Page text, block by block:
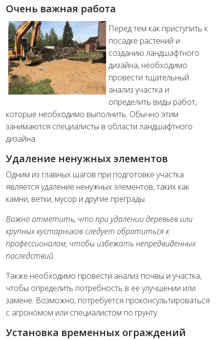
Очень важная работа
Перед тем как приступить к
посадке растений и
созданию ландшафтного
дизайна, необходимо
провести тщательный
анализ участка и
определить виды работ,
которые необходимо выполнить. Обычно этим
занимаются специалисты в области ландшафтного
дизайна.
Удаление ненужных элементов
Одним из главных шагов при подготовке участка
является удаление ненужных элементов, таких как
камни, ветки, мусор и другие преграды.
Важно отметить, что при удалении деревьев или
крупных кустарников следует обратиться к
профессионалам, чтобы избежать непредвиденных
последствий.
Также необходимо провести анализ почвы и участка,
чтобы определить потребность в ее улучшении или
замене. Возможно, потребуется проконсультироваться
с агрономом или специалистом по грунту.
Установка временных ограждений